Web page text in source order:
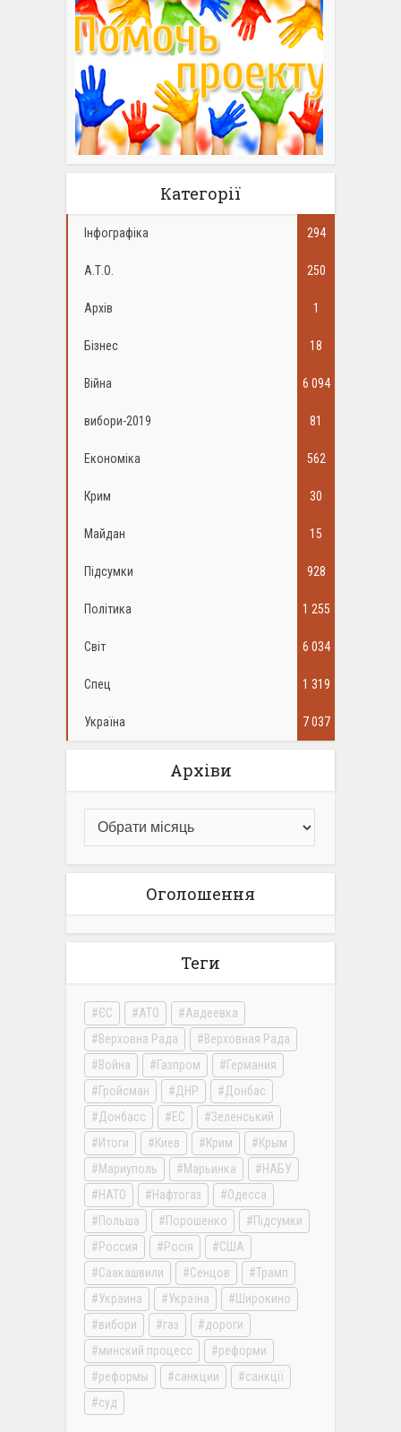
Категорії
Інфографіка 294
А.Т.О. 250
Архів 1
Бізнес 18
Війна 6 094
вибори-2019 81
Економіка 562
Крим 30
Майдан 15
Підсумки 928
Політика 1 255
Світ 6 034
Спец 1 319
Україна 7 037
Архіви
Оголошення
Теги
ЄС АТО
Авдеевка
Верховна Рада
Верховная Рада
Война
Газпром
Германия
Гройсман
ДНР
Донбас
Донбасс
ЕС
Зеленський
Итоги
Киев Крим
Крым
Мариуполь
Марьинка
НАБУ
НАТО
Нафтогаз
Одесса
Польша
Порошенко
Підсумки
Россия
Росія
США
Саакашвили
Сенцов
Трамп
Украина
Україна
Широкино
вибори
газ
дороги
минский процесс
реформи
реформы
санкции
санкції
суд